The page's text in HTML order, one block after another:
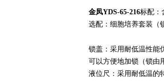
金凤YDS-65-216标配：
选配：细胞培养套装（
锁盖：采用耐低温性能
可以方便地加锁（锁由
液位尺：采用耐低温的